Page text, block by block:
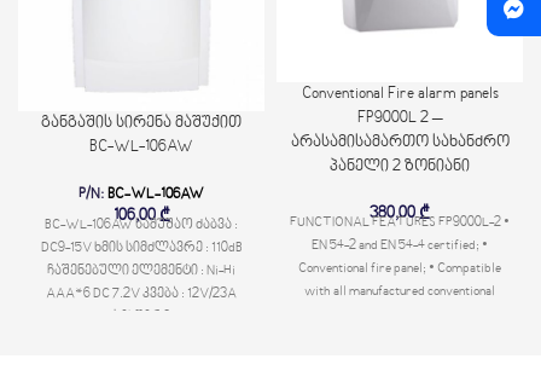
განგაშის სირენა მაშუქით
BC-WL-106AW
P/N: BC-WL-106AW
106,00₾
BC-WL-106AW სამუშაო ძაბვა :
DC9-15V ხმის სიმძლავრე : 110dB
ჩაშენებული ელემენტი : Ni-Hi
AAA*6 DC 7.2V კვება : 12V/23A
Conventional Fire alarm panels
FP9000L 2 –
არასამისამართო სახანძრო
პანელი 2 ზონიანი
380,00₾
FUNCTIONAL FEATURES FP9000L-2 •
EN 54-2 and EN 54-4 certified; •
Conventional fire panel; • Compatible
with all manufactured conventional